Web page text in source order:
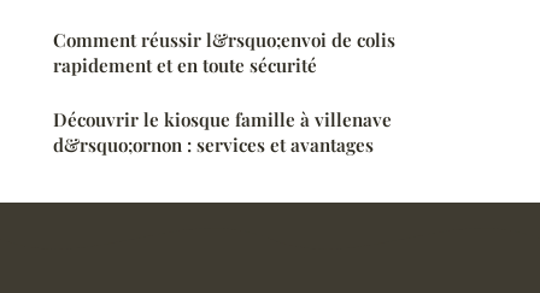
Comment réussir l&rsquo;envoi de colis
rapidement et en toute sécurité
Découvrir le kiosque famille à villenave
d&rsquo;ornon : services et avantages